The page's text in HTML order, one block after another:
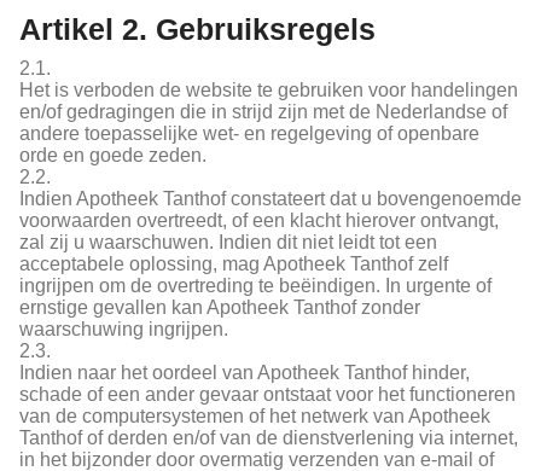
Artikel 2. Gebruiksregels
2.1.
Het is verboden de website te gebruiken voor handelingen
en/of gedragingen die in strijd zijn met de Nederlandse of
andere toepasselijke wet- en regelgeving of openbare
orde en goede zeden.
2.2.
Indien Apotheek Tanthof constateert dat u bovengenoemde
voorwaarden overtreedt, of een klacht hierover ontvangt,
zal zij u waarschuwen. Indien dit niet leidt tot een
acceptabele oplossing, mag Apotheek Tanthof zelf
ingrijpen om de overtreding te beëindigen. In urgente of
ernstige gevallen kan Apotheek Tanthof zonder
waarschuwing ingrijpen.
2.3.
Indien naar het oordeel van Apotheek Tanthof hinder,
schade of een ander gevaar ontstaat voor het functioneren
van de computersystemen of het netwerk van Apotheek
Tanthof of derden en/of van de dienstverlening via internet,
in het bijzonder door overmatig verzenden van e-mail of